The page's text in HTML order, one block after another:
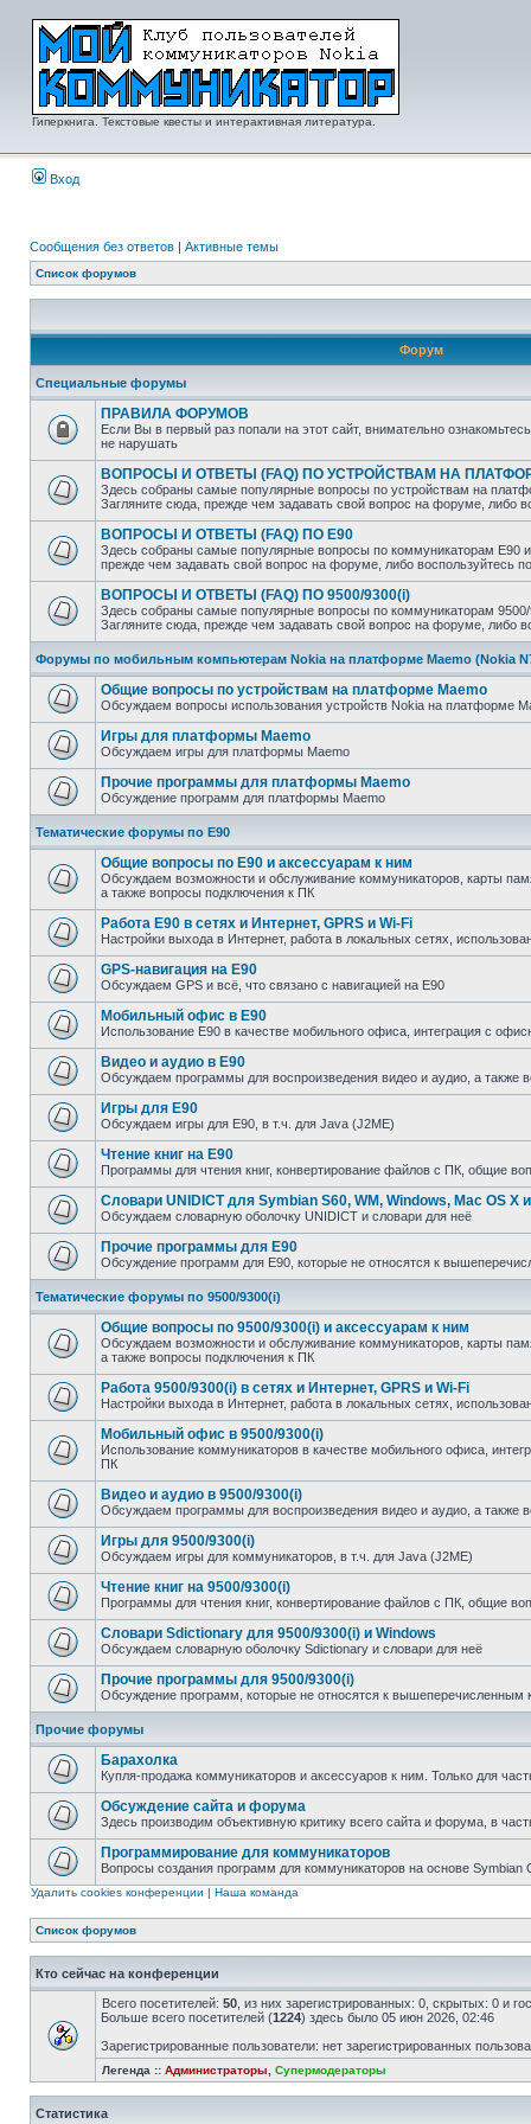
Гиперкнига. Текстовые квесты и интерактивная литература.
Вход
Сообщения без ответов | Активные темы
Список форумов
Форум
Специальные форумы
ПРАВИЛА ФОРУМОВ
Если Вы в первый раз попали на этот сайт, внимательно
не нарушать
ВОПРОСЫ И ОТВЕТЫ (FAQ) ПО УСТРОЙСТВАМ НА
Здесь собраны самые популярные вопросы по устройствам на
Загляните сюда, прежде чем задавать свой вопрос на форуме, либо
ВОПРОСЫ И ОТВЕТЫ (FAQ) ПО E90
Здесь собраны самые популярные вопросы по коммуникаторам E90
прежде чем задавать свой вопрос на форуме, либо воспользуйтесь
ВОПРОСЫ И ОТВЕТЫ (FAQ) ПО 9500/9300(i)
Здесь собраны самые популярные вопросы по коммуникаторам
Загляните сюда, прежде чем задавать свой вопрос на форуме, либо
Форумы по мобильным компьютерам Nokia на платформе Maemo (Nokia
Общие вопросы по устройствам на платформе Maemo
Обсуждаем вопросы использования устройств Nokia на платформе
Игры для платформы Maemo
Обсуждаем игры для платформы Maemo
Прочие программы для платформы Maemo
Обсуждение программ для платформы Maemo
Тематические форумы по E90
Общие вопросы по E90 и аксессуарам к ним
Обсуждаем возможности и обслуживание коммуникаторов, карты
а также вопросы подключения к ПК
Работа E90 в сетях и Интернет, GPRS и Wi-Fi
Настройки выхода в Интернет, работа в локальных сетях,
GPS-навигация на E90
Обсуждаем GPS и всё, что связано с навигацией на E90
Мобильный офис в E90
Использование E90 в качестве мобильного офиса, интеграция с
Видео и аудио в E90
Обсуждаем программы для воспроизведения видео и аудио, а также
Игры для E90
Обсуждаем игры для E90, в т.ч. для Java (J2ME)
Чтение книг на E90
Программы для чтения книг, конвертирование файлов с ПК, общие
Словари UNIDICT для Symbian S60, WM, Windows, Mac OS X
Обсуждаем словарную оболочку UNIDICT и словари для неё
Прочие программы для E90
Обсуждение программ для E90, которые не относятся к
Тематические форумы по 9500/9300(i)
Общие вопросы по 9500/9300(i) и аксессуарам к ним
Обсуждаем возможности и обслуживание коммуникаторов, карты
а также вопросы подключения к ПК
Работа 9500/9300(i) в сетях и Интернет, GPRS и Wi-Fi
Настройки выхода в Интернет, работа в локальных сетях,
Мобильный офис в 9500/9300(i)
Использование коммуникаторов в качестве мобильного офиса,
ПК
Видео и аудио в 9500/9300(i)
Обсуждаем программы для воспроизведения видео и аудио, а также
Игры для 9500/9300(i)
Обсуждаем игры для коммуникаторов, в т.ч. для Java (J2ME)
Чтение книг на 9500/9300(i)
Программы для чтения книг, конвертирование файлов с ПК, общие
Словари Sdictionary для 9500/9300(i) и Windows
Обсуждаем словарную оболочку Sdictionary и словари для неё
Прочие программы для 9500/9300(i)
Обсуждение программ, которые не относятся к вышеперечисленным
Прочие форумы
Барахолка
Купля-продажа коммуникаторов и аксессуаров к ним. Только для
Обсуждение сайта и форума
Здесь производим объективную критику всего сайта и форума, в
Программирование для коммуникаторов
Вопросы создания программ для коммуникаторов на основе Symbian
Удалить cookies конференции | Наша команда
Список форумов
Кто сейчас на конференции
Всего посетителей: 50 , из них зарегистрированных: 0, скрытых: 0 и
Больше всего посетителей (1224) здесь было 05 июн 2026, 02:46
Зарегистрированные пользователи: нет зарегистрированных
Легенда :: Администраторы Супермодераторы
Статистика